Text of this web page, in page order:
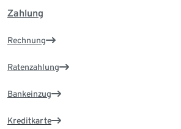
Zahlung
Rechnung
Ratenzahlung
Bankeinzug
Kreditkarte